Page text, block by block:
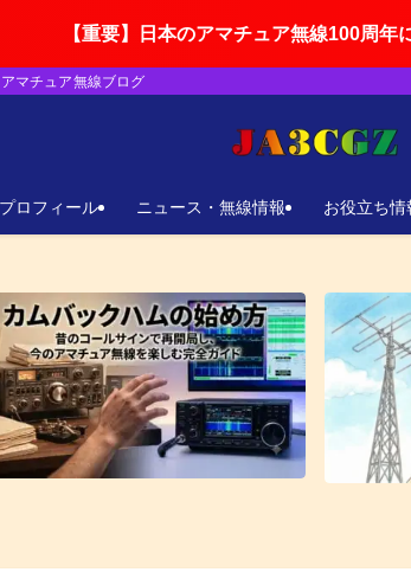
日本のアマチュア無線100周年に向けた
マチュア無線ブログ
プロフィール ニュース・無線情報 お役立ち情